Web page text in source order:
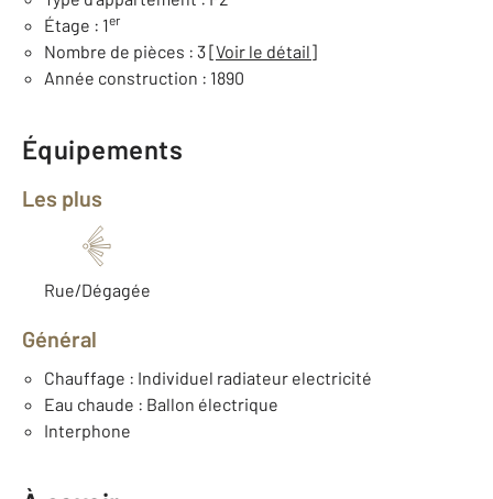
Étage : 1er
Nombre de pièces : 3[Voir le détail]
Année construction : 1890
Équipements
Les plus
Rue/Dégagée
Général
Chauffage : Individuel radiateur electricité
Eau chaude : Ballon électrique
Interphone